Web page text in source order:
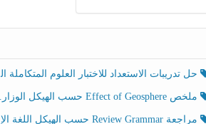
حل تدريبات الاستعداد للاختبار العلوم المتكاملة الصف الخامس عام الفصل الثالث
ملخص Effect of Geosphere حسب الهيكل الوزاري العلوم المتكاملة الصف الخامس انسبير الفصل الثالث
مراجعة Review Grammar حسب الهيكل اللغة الإنجليزية الصف الخامس الفصل الثالث